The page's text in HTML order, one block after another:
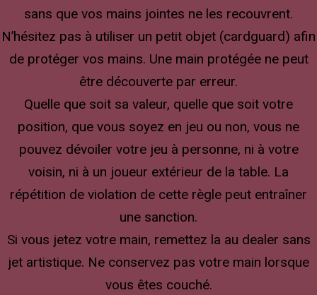
sans que vos mains jointes ne les recouvrent.
N’hésitez pas à utiliser un petit objet (cardguard) afin
de protéger vos mains. Une main protégée ne peut
être découverte par erreur.
Quelle que soit sa valeur, quelle que soit votre
position, que vous soyez en jeu ou non, vous ne
pouvez dévoiler votre jeu à personne, ni à votre
voisin, ni à un joueur extérieur de la table. La
répétition de violation de cette règle peut entraîner
une sanction.
Si vous jetez votre main, remettez la au dealer sans
jet artistique. Ne conservez pas votre main lorsque
vous êtes couché.